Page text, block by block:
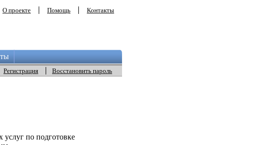
О проекте Помощь Контакты
Регистрация Восстановить пароль
по подготовке